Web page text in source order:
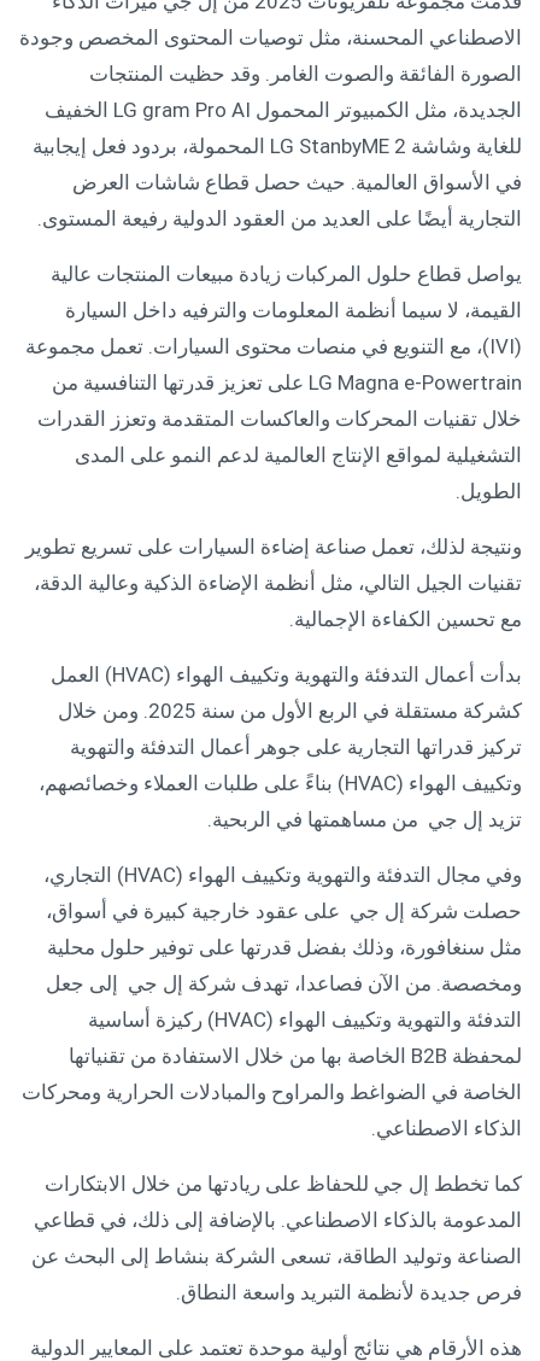
الاصطناعي المحسنة، مثل توصيات المحتوى المخصص وجودة
الصورة الفائقة والصوت الغامر. وقد حظيت المنتجات
الجديدة، مثل الكمبيوتر المحمول LG gram Pro AI الخفيف
للغاية وشاشة LG StanbyME 2 المحمولة، بردود فعل إيجابية
في الأسواق العالمية. حيث حصل قطاع شاشات العرض
التجارية أيضًا على العديد من العقود الدولية رفيعة المستوى.
يواصل قطاع حلول المركبات زيادة مبيعات المنتجات عالية
القيمة، لا سيما أنظمة المعلومات والترفيه داخل السيارة
(IVI)، مع التنويع في منصات محتوى السيارات. تعمل مجموعة
LG Magna e-Powertrain على تعزيز قدرتها التنافسية من
خلال تقنيات المحركات والعاكسات المتقدمة وتعزز القدرات
التشغيلية لمواقع الإنتاج العالمية لدعم النمو على المدى
الطويل.
ونتيجة لذلك، تعمل صناعة إضاءة السيارات على تسريع تطوير
تقنيات الجيل التالي، مثل أنظمة الإضاءة الذكية وعالية الدقة،
مع تحسين الكفاءة الإجمالية.
بدأت أعمال التدفئة والتهوية وتكييف الهواء (HVAC) العمل
كشركة مستقلة في الربع الأول من سنة 2025. ومن خلال
تركيز قدراتها التجارية على جوهر أعمال التدفئة والتهوية
وتكييف الهواء (HVAC) بناءً على طلبات العملاء وخصائصهم،
تزيد إل جي من مساهمتها في الربحية.
وفي مجال التدفئة والتهوية وتكييف الهواء (HVAC) التجاري،
حصلت شركة إل جي على عقود خارجية كبيرة في أسواق،
مثل سنغافورة، وذلك بفضل قدرتها على توفير حلول محلية
ومخصصة. من الآن فصاعدا، تهدف شركة إل جي إلى جعل
التدفئة والتهوية وتكييف الهواء (HVAC) ركيزة أساسية
لمحفظة B2B الخاصة بها من خلال الاستفادة من تقنياتها
الخاصة في الضواغط والمراوح والمبادلات الحرارية ومحركات
الذكاء الاصطناعي.
كما تخطط إل جي للحفاظ على ريادتها من خلال الابتكارات
المدعومة بالذكاء الاصطناعي. بالإضافة إلى ذلك، في قطاعي
الصناعة وتوليد الطاقة، تسعى الشركة بنشاط إلى البحث عن
فرص جديدة لأنظمة التبريد واسعة النطاق.
هذه الأرقام هي نتائج أولية موحدة تعتمد على المعايير الدولية